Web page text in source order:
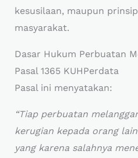
kesusilaan, maupun
masyarakat.
Dasar Hukum Perbuatan
Pasal 1365 KUHPerdata
Pasal ini menyatakan:
“Tiap perbuatan
kerugian kepada orang
yang karena salahnya